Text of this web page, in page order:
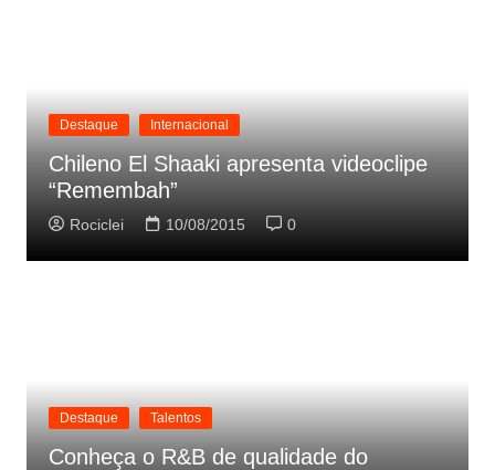
Destaque Internacional
Chileno El Shaaki apresenta videoclipe
“Remembah”
Rociclei 10/08/2015 0
Destaque Talentos
Conheça o R&B de qualidade do